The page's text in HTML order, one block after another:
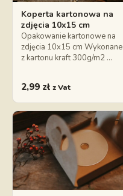
Koperta kartonowa na
zdjęcia 10x15 cm
Opakowanie kartonowe na
zdjęcia 10x15 cm Wykonane
z kartonu kraft 300g/m2 …
2,99 zł z Vat